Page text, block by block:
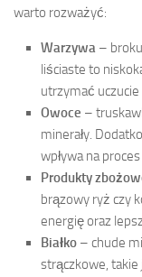
warto rozważyć:
Warzywa –
liściaste to
utrzymać uczucie
Owoce –
minerały.
wpływa na
Produkty
brązowy ryż czy
energię oraz
Białko – chude
strączkowe, takie